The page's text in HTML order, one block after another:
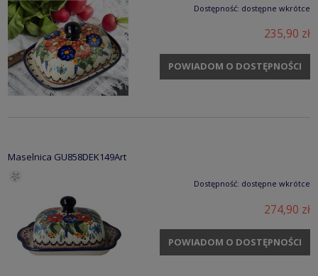
Dostępność: dostępne wkrótce
235,90 zł
POWIADOM O DOSTĘPNOŚCI
Maselnica GU858DEK149Art
Dostępność: dostępne wkrótce
274,90 zł
POWIADOM O DOSTĘPNOŚCI